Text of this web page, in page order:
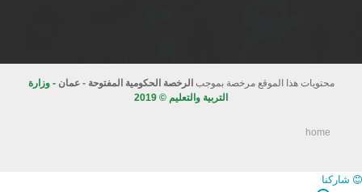
محتويات هذا الموقع مرخصة بموجب الرخصة الحكومية المفتوحة - عمان- وزارة
التربية والتعليم © 2019
home
شاركنا